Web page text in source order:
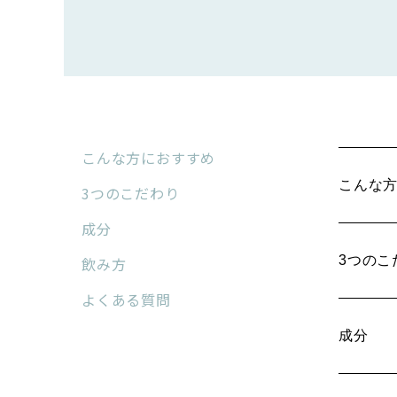
こんな方におすすめ
3つのこだわり
成分
飲み方
よくある質問
こんな
3つのこ
成分